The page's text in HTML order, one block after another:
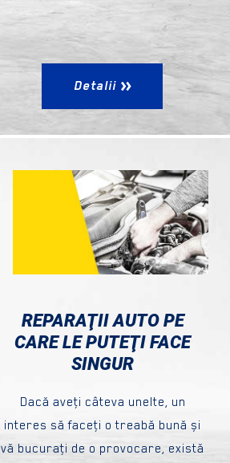
Detalii
REPARAŢII AUTO PE
CARE LE PUTEŢI FACE
SINGUR
Dacă aveţi câteva unelte, un
interes să faceţi o treabă bună și
vă bucuraţi de o provocare, există